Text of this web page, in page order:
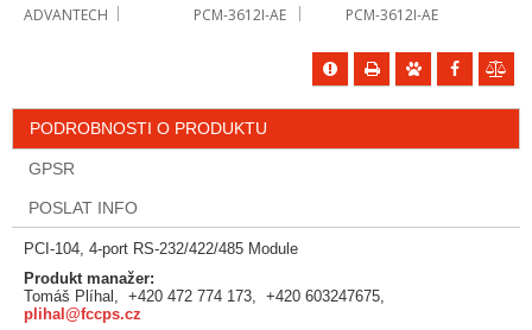
ADVANTECH
PCM-3612I-AE
PCM-3612I-AE
PODROBNOSTI O PRODUKTU
GPSR
POSLAT INFO
PCI-104, 4-port RS-232/422/485 Module
Produkt manažer:
Tomáš Plíhal, +420 472 774 173, +420 603247675,
plihal@fccps.cz